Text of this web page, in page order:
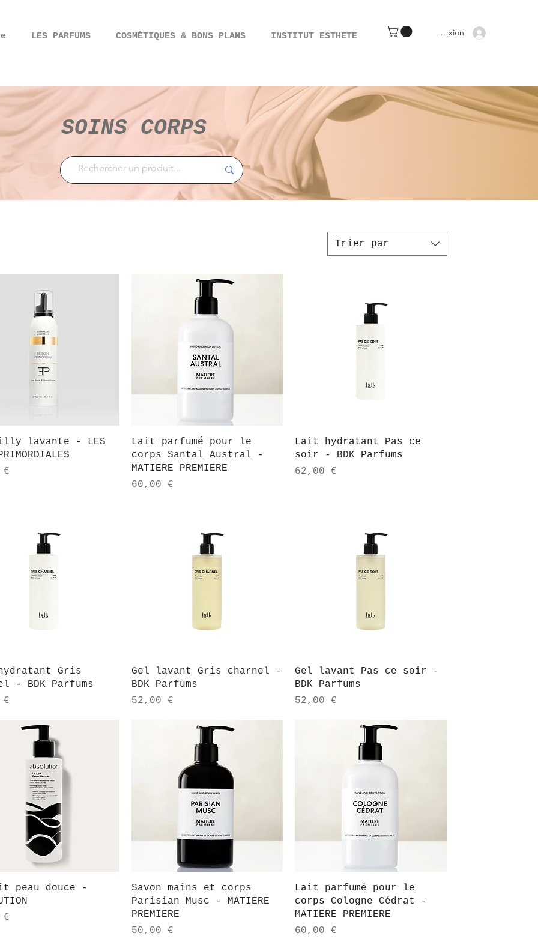
LES PARFUMS COSMÉTIQUES & BONS PLANS INSTITUT ESTHETE Connexion
SOINS CORPS
Trier par
Aperçu rapide
lavante - LES
€
Aperçu rapide
Lait parfumé pour le
corps Santal Austral -
MATIERE PREMIERE
Prix
60,00 €
Aperçu rapide
Lait hydratant Pas ce
soir - BDK Parfums
Prix
62,00 €
Aperçu rapide
Gris
- BDK Parfums
€
Aperçu rapide
Gel lavant Gris charnel -
BDK Parfums
Prix
52,00 €
Aperçu rapide
Gel lavant Pas ce soir -
BDK Parfums
Prix
52,00 €
Aperçu rapide
peau douce -
€
Aperçu rapide
Savon mains et corps
Parisian Musc - MATIERE
PREMIERE
Prix
50,00 €
Aperçu rapide
Lait parfumé pour le
corps Cologne Cédrat -
MATIERE PREMIERE
Prix
60,00 €